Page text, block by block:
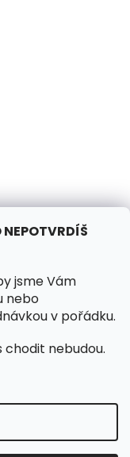
NEPOTVRDÍŠ
jsme Vám
nebo
v pořádku.
chodit nebudou.